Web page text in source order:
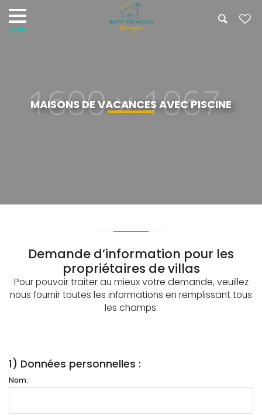
MAISONS DE VACANCES AVEC PISCINE
Demande d’information pour les
propriétaires de villas
Pour pouvoir traiter au mieux votre demande, veuillez
nous fournir toutes les informations en remplissant tous
les champs.
1) Données personnelles :
Nom: